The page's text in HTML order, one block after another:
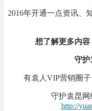
2016年开通一点资讯、
想了解更多内容
守护
有袁人VIP营销圈子
守护袁昆网
http://